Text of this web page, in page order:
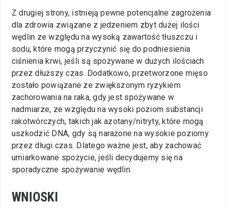
Z drugiej strony, istnieją pewne potencjalne zagrożenia
dla zdrowia związane z jedzeniem zbyt dużej ilości
wędlin ze względu na wysoką zawartość tłuszczu i
sodu, które mogą przyczynić się do podniesienia
ciśnienia krwi, jeśli są spożywane w dużych ilościach
przez dłuższy czas. Dodatkowo, przetworzone mięso
zostało powiązane ze zwiększonym ryzykiem
zachorowania na raka, gdy jest spożywane w
nadmiarze, ze względu na wysoki poziom substancji
rakotwórczych, takich jak azotany/nitryty, które mogą
uszkodzić DNA, gdy są narażone na wysokie poziomy
przez długi czas. Dlatego ważne jest, aby zachować
umiarkowane spożycie, jeśli decydujemy się na
sporadyczne spożywanie wędlin.
WNIOSKI